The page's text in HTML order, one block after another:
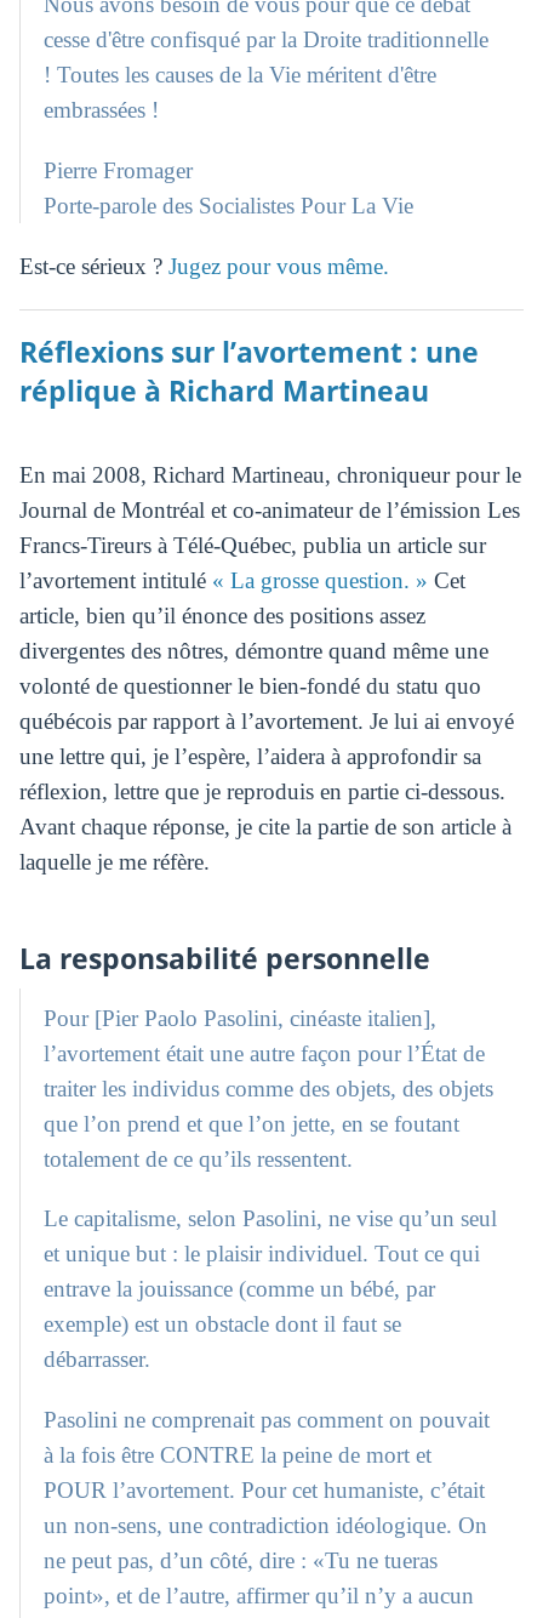
cesse d'être confisqué par la Droite traditionnelle
! Toutes les causes de la Vie méritent d'être
embrassées !
Pierre Fromager
Porte-parole des Socialistes Pour La Vie
Est-ce sérieux ? Jugez pour vous même.
Réflexions sur l’avortement : une
réplique à Richard Martineau
En mai 2008, Richard Martineau, chroniqueur pour le
Journal de Montréal et co-animateur de l’émission Les
Francs-Tireurs à Télé-Québec, publia un article sur
l’avortement intitulé « La grosse question. » Cet
article, bien qu’il énonce des positions assez
divergentes des nôtres, démontre quand même une
volonté de questionner le bien-fondé du statu quo
québécois par rapport à l’avortement. Je lui ai envoyé
une lettre qui, je l’espère, l’aidera à approfondir sa
réflexion, lettre que je reproduis en partie ci-dessous.
Avant chaque réponse, je cite la partie de son article à
laquelle je me réfère.
La responsabilité personnelle
Pour [Pier Paolo Pasolini, cinéaste italien],
l’avortement était une autre façon pour l’État de
traiter les individus comme des objets, des objets
que l’on prend et que l’on jette, en se foutant
totalement de ce qu’ils ressentent.
Le capitalisme, selon Pasolini, ne vise qu’un seul
et unique but : le plaisir individuel. Tout ce qui
entrave la jouissance (comme un bébé, par
exemple) est un obstacle dont il faut se
débarrasser.
Pasolini ne comprenait pas comment on pouvait
à la fois être CONTRE la peine de mort et
POUR l’avortement. Pour cet humaniste, c’était
un non-sens, une contradiction idéologique. On
ne peut pas, d’un côté, dire : «Tu ne tueras
point», et de l’autre, affirmer qu’il n’y a aucun